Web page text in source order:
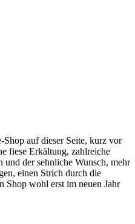
auf dieser Seite, kurz vor
fiese Erkältung, zahlreiche
und der sehnliche Wunsch, mehr
einen Strich durch die
Shop wohl erst im neuen Jahr